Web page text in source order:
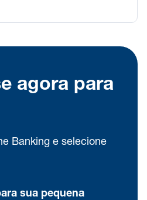
agora para
Banking e selecione
sua pequena